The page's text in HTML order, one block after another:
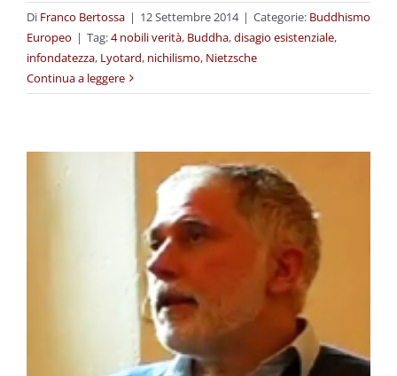
Di Franco Bertossa | 12 Settembre 2014 | Categorie: Buddhismo
Europeo | Tag:4 nobili verità, Buddha,disagio esistenziale,
infondatezza, Lyotard, nichilismo, Nietzsche
Continua a leggere